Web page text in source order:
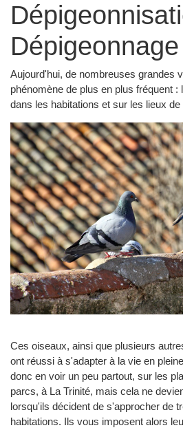
Dépigeonnage
Aujourd'hui, de nombreuses grandes
phénomène de plus en plus fréquent
dans les habitations et sur les lieux de
Ces oiseaux, ainsi que plusieurs
ont réussi à s'adapter à la vie en
donc en voir un peu partout, sur les
parcs, à La Trinité, mais cela ne
lorsqu'ils décident de s'approcher de
habitations. Ils vous imposent alors